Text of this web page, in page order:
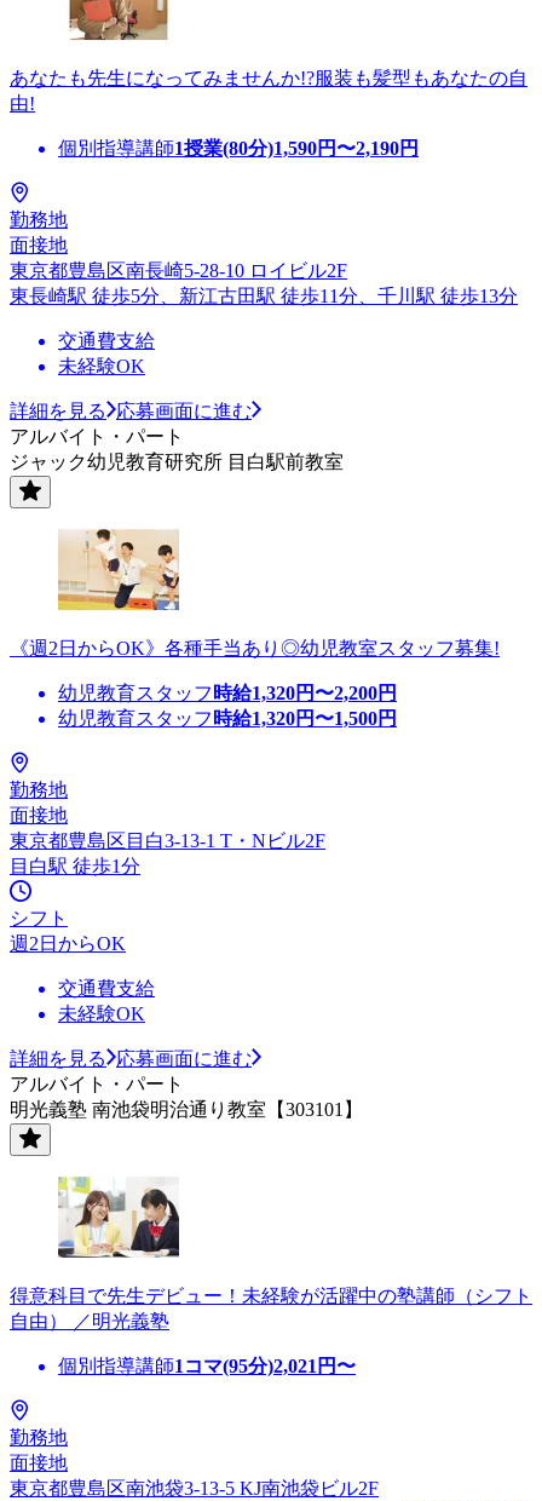
あなたも先生になってみませんか!?服装も髪型もあなたの自
由!
個別指導講師1授業(80分)1,590円〜2,190円
勤務地
面接地
東京都豊島区南長崎5-28-10 ロイビル2F
東長崎駅 徒歩5分、新江古田駅 徒歩11分、千川駅 徒歩13分
交通費支給
未経験OK
詳細を見る
応募画面に進む
アルバイト・パート
ジャック幼児教育研究所 目白駅前教室
《週2日からOK》各種手当あり◎幼児教室スタッフ募集!
幼児教育スタッフ 時給1,320円〜2,200円
幼児教育スタッフ 時給1,320円〜1,500円
勤務地
面接地
東京都豊島区目白3-13-1 T・Nビル2F
目白駅 徒歩1分
シフト
週2日からOK
交通費支給
未経験OK
詳細を見る
応募画面に進む
アルバイト・パート
明光義塾 南池袋明治通り教室【303101】
得意科目で先生デビュー！未経験が活躍中の塾講師（シフト
自由） ／明光義塾
個別指導講師1コマ(95分)2,021 円〜
勤務地
面接地
東京都豊島区南池袋3-13-5 KJ南池袋ビル2F